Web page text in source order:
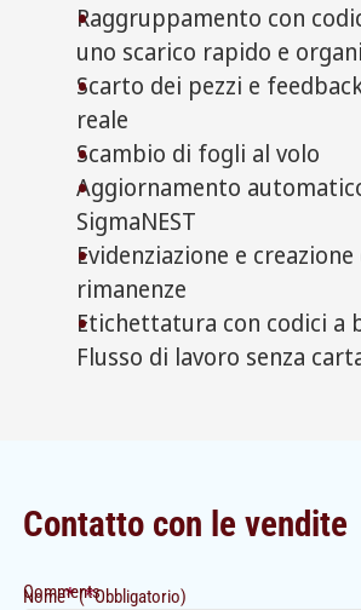
Raggruppamento con
uno scarico rapido e
Scarto dei pezzi e
reale
Scambio di fogli al volo
Aggiornamento
SigmaNEST
Evidenziazione e creazione
rimanenze
Etichettatura con codici a
Flusso di lavoro senza
Contatto con le vendite
Comments
Nome*(*Obbligatorio)